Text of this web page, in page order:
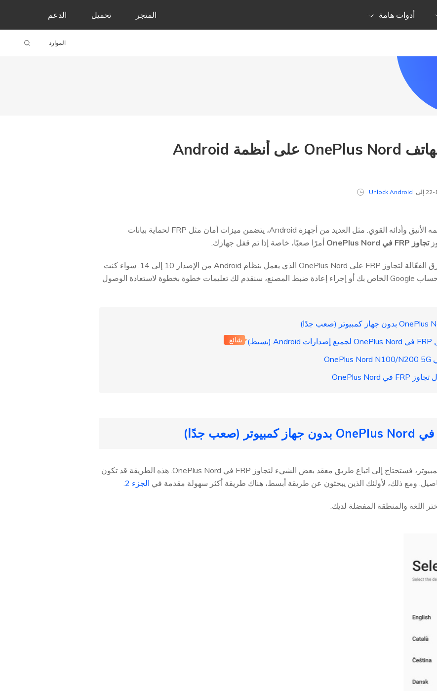
أدوات هامة المتجر تحميل الدعم
الموارد
كيفية تجاوز FRP لهاتف OnePlus Nord على أنظمة Android
Unlock Android
يُعرف جهاز OnePlus Nord بتصميمه الأنيق وأدائه القوي. مثل العديد من أجهزة Android، يتضمن ميزات أمان مثل FRP لحماية بيانات
تجاوز FRP في OnePlus Nord أمرًا صعبًا، خاصة إذا تم قفل جهازك.
في هذا الدليل، سنتناول بعض الطرق الفعّالة لتجاوز FRP على OnePlus Nord الذي يعمل بنظام Android من الإصدار 10 إلى 14. سواء كنت
تواجه هذه المشكلة بسبب نسيان حساب Google الخاص بك أو إجراء إعادة ضبط المصنع، سنقدم لك تعليمات خطوة بخطوة لاستعادة الوصول
شائع
إذا لم يكن لديك وصول إلى جهاز كمبيوتر، فستحتاج إلى اتباع طريق معقد بعض الشيء لتجاوز FRP في OnePlus Nord. هذه الطريقة قد تكون
ومع ذلك، لأولئك الذين يبحثون عن طريقة أبسط، هناك طريقة أكثر سهولة مقدمة في الجزء 2 .
اللغة والمنطقة المفضلة لديك.